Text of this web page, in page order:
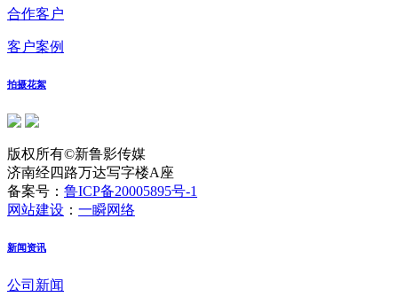
合作客户
客户案例
拍摄花絮
版权所有©新鲁影传媒
济南经四路万达写字楼A座
备案号： 鲁ICP备20005895号-1
网站建设 ： 一瞬网络
新闻资讯
公司新闻